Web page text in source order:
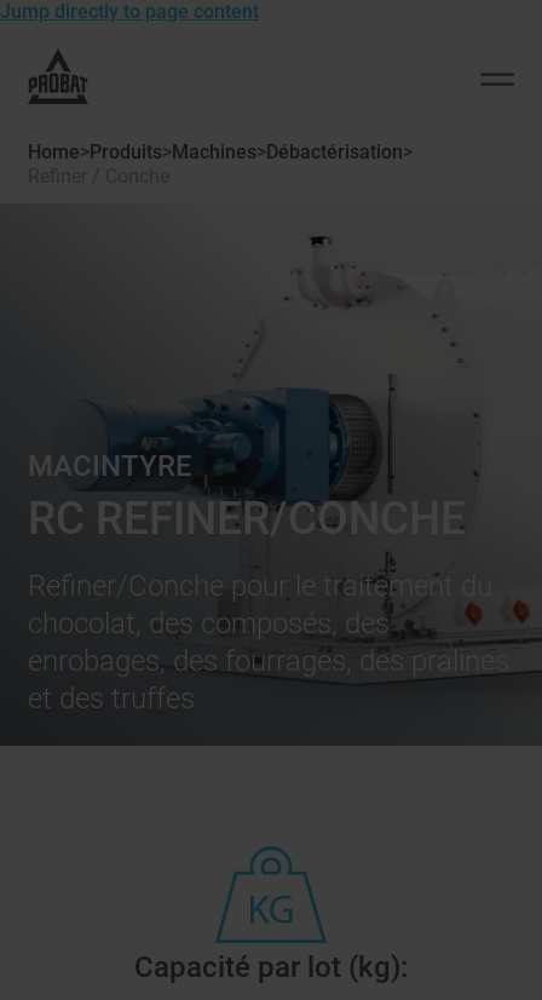
Jump directly to page content
homepage
Probat
Home>Produits>Machines>Débactérisation>
MACINTYRE
RC REFINER/CONCHE
Refiner/Conche pour le traitement du
chocolat, des composés, des
enrobages, des fourrages, des pralines
et des truffes
Capacité par lot (kg):